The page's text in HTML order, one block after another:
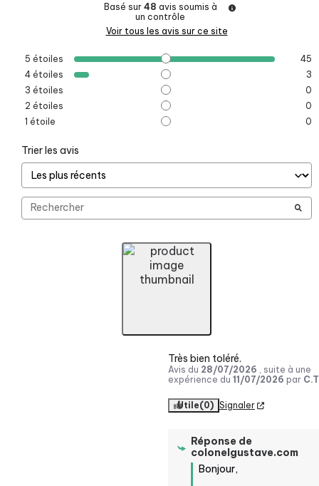
Basé sur 48 avis soumis à
un contrôle
Voir tous les avis sur ce site
5 étoiles
45
4 étoiles
3
3 étoiles
0
2 étoiles
0
1 étoile 0
Trier les avis
Très bien toléré.
Avis du 28/07/2026 , suite à une
expérience du 11/07/2026 par
Utile(0) Signaler
Réponse de
colonelgustave.com
Bonjour,